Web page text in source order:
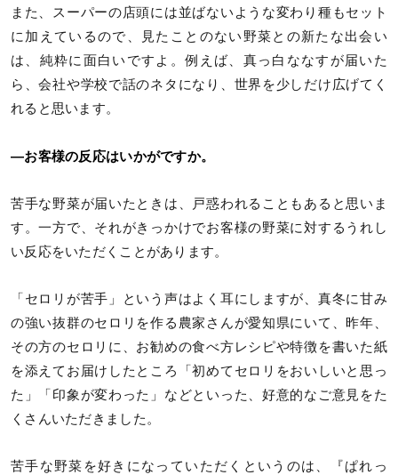
また、スーパーの店頭には並ばないような変わり種もセット
に加えているので、見たことのない野菜との新たな出会い
は、純粋に面白いですよ。例えば、真っ白ななすが届いた
ら、会社や学校で話のネタになり、世界を少しだけ広げてく
れると思います。
―お客様の反応はいかがですか。
苦手な野菜が届いたときは、戸惑われることもあると思いま
す。一方で、それがきっかけでお客様の野菜に対するうれし
い反応をいただくことがあります。
「セロリが苦手」という声はよく耳にしますが、真冬に甘み
の強い抜群のセロリを作る農家さんが愛知県にいて、昨年、
その方のセロリに、お勧めの食べ方レシピや特徴を書いた紙
を添えてお届けしたところ「初めてセロリをおいしいと思っ
た」「印象が変わった」などといった、好意的なご意見をた
くさんいただきました。
苦手な野菜を好きになっていただくというのは、『ぱれっ